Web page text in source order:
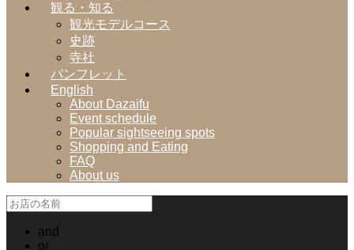
観る・知る
観光モデルコース
史跡
寺社
パンフレット
English
About Dazaifu
Event schedule
Popular sightseeing spots
Shopping and Eating
FAQ
About us
and
or